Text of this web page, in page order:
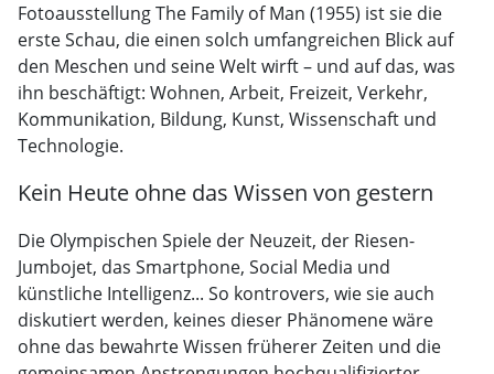
Fotoausstellung The Family of Man (1955) ist sie die
erste Schau, die einen solch umfangreichen Blick auf
den Meschen und seine Welt wirft – und auf das, was
ihn beschäftigt: Wohnen, Arbeit, Freizeit, Verkehr,
Kommunikation, Bildung, Kunst, Wissenschaft und
Technologie.
Kein Heute ohne das Wissen von gestern
Die Olympischen Spiele der Neuzeit, der Riesen-
Jumbojet, das Smartphone, Social Media und
künstliche Intelligenz... So kontrovers, wie sie auch
diskutiert werden, keines dieser Phänomene wäre
ohne das bewahrte Wissen früherer Zeiten und die